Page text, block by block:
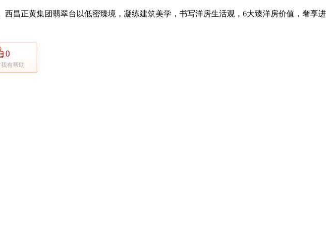
正黄集团翡翠台以低密臻境，凝练建筑美学，书写洋房生活观，6大臻洋房价值，奢享进
0
有帮助